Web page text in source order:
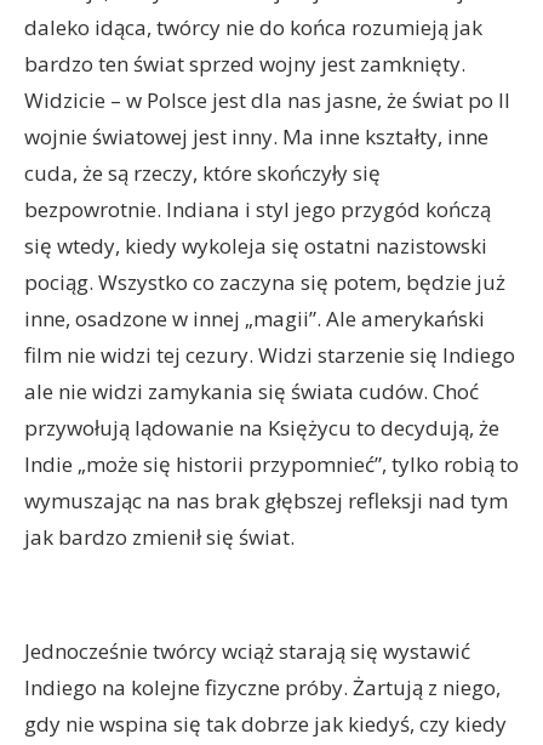
daleko idąca, twórcy nie do końca rozumieją jak
bardzo ten świat sprzed wojny jest zamknięty.
Widzicie – w Polsce jest dla nas jasne, że świat po II
wojnie światowej jest inny. Ma inne kształty, inne
cuda, że są rzeczy, które skończyły się
bezpowrotnie. Indiana i styl jego przygód kończą
się wtedy, kiedy wykoleja się ostatni nazistowski
pociąg. Wszystko co zaczyna się potem, będzie już
inne, osadzone w innej „magii”. Ale amerykański
film nie widzi tej cezury. Widzi starzenie się Indiego
ale nie widzi zamykania się świata cudów. Choć
przywołują lądowanie na Księżycu to decydują, że
Indie „może się historii przypomnieć”, tylko robią to
wymuszając na nas brak głębszej refleksji nad tym
jak bardzo zmienił się świat.
Jednocześnie twórcy wciąż starają się wystawić
Indiego na kolejne fizyczne próby. Żartują z niego,
gdy nie wspina się tak dobrze jak kiedyś, czy kiedy